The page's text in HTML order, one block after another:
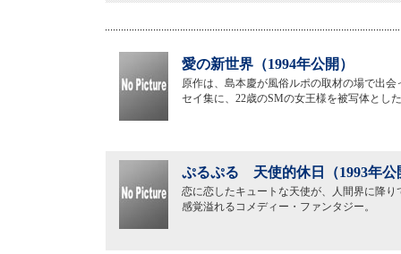
愛の新世界（1994年公開）
原作は、島本慶が風俗ルポの取材の場で出
セイ集に、22歳のSMの女王様を被写体とし
ぷるぷる 天使的休日（1993年公
恋に恋したキュートな天使が、人間界に降
感覚溢れるコメディー・ファンタジー。